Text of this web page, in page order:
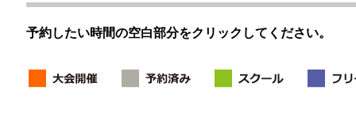
予約したい時間の空白部分をクリックしてください。